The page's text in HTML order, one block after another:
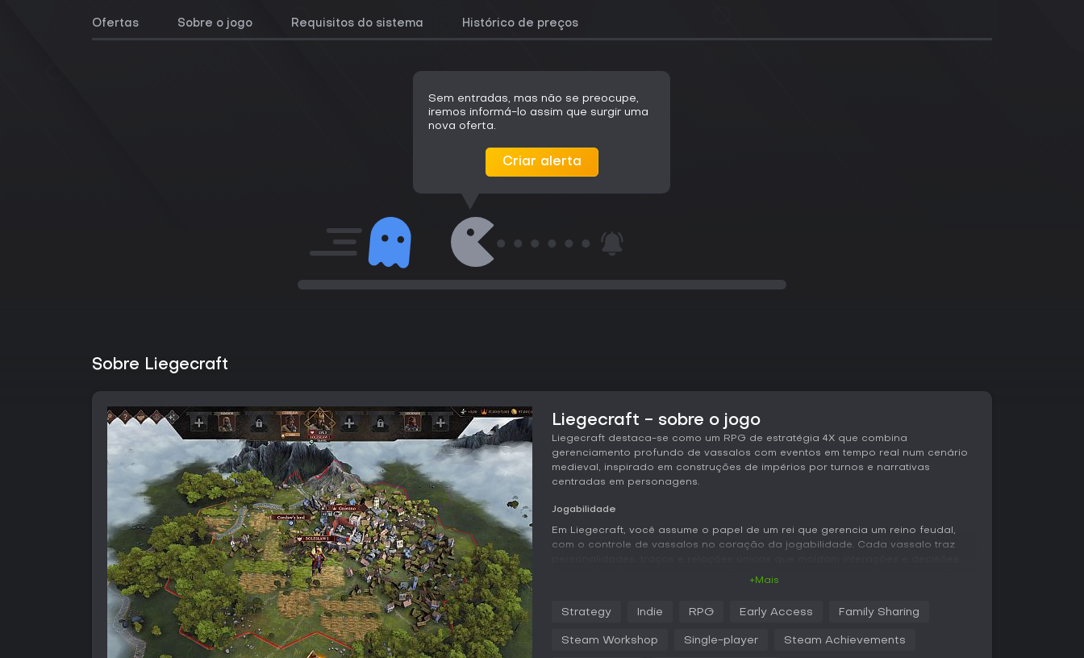
Ofertas Sobre o jogo Requisitos do sistema Histórico de preços
Sem entradas, mas não se preocupe,
iremos informá-lo assim que surgir uma
nova oferta.
Criar alerta
Sobre Liegecraft
Liegecraft - sobre o jogo
Liegecraft destaca-se como um RPG de estratégia 4X que combina
gerenciamento profundo de vassalos com eventos em tempo real num cenário
medieval, inspirado em construções de impérios por turnos e narrativas
centradas em personagens.
Jogabilidade
Em Liegecraft, você assume o papel de um rei que gerencia um reino feudal,
com o controle de vassalos no coração da jogabilidade. Cada vassalo traz
desbloquear unidades e itens, enquanto o aprimoramento das terras vizinhas
+Mais
Strategy Indie RPG Early Access Family Sharing
Steam Workshop Single-player Steam Achievements